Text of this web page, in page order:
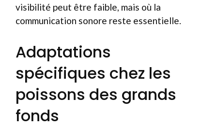
visibilité peut être faible, mais où la
communication sonore reste essentielle.
Adaptations
spécifiques chez les
poissons des grands
fonds